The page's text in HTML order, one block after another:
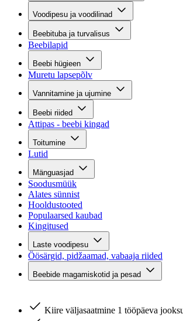
Voodipesu ja voodilinad
Beebituba ja turvalisus
Beebilapid
Beebi hügieen
Muretu lapsepõlv
Vannitamine ja ujumine
Beebi riided
Attipas - beebi kingad
Toitumine
Lutid
Mänguasjad
Soodusmüük
Alates sünnist
Hooldustooted
Populaarsed kaubad
Kingitused
Laste voodipesu
Öösärgid, pidžaamad, vabaaja riided
Beebide magamiskotid ja pesad
Kiire väljasaatmine 1 tööpäeva